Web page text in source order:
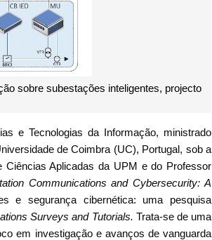
sobre subestações inteligentes, projecto
e Tecnologias da Informação, ministrado
de Coimbra (UC), Portugal, sob a
Ciências Aplicadas da UPM e do Professor
Communications and Cybersecurity: A
e segurança cibernética: uma pesquisa
Surveys and Tutorials. Trata-se de uma
em investigação e avanços de vanguarda